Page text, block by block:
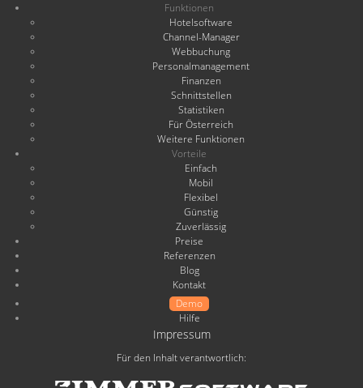
Funktionen
Hotelsoftware
Channel-Manager
Webbuchung
Personalmanagement
Finanzen
Schnittstellen
Statistiken
Für Österreich
Weitere Funktionen
Vorteile
Einfach
Mobil
Flexibel
Günstig
Zuverlässig
Preise
Referenzen
Blog
Kontakt
Demo
Hilfe
Impressum
Für den Inhalt verantwortlich: